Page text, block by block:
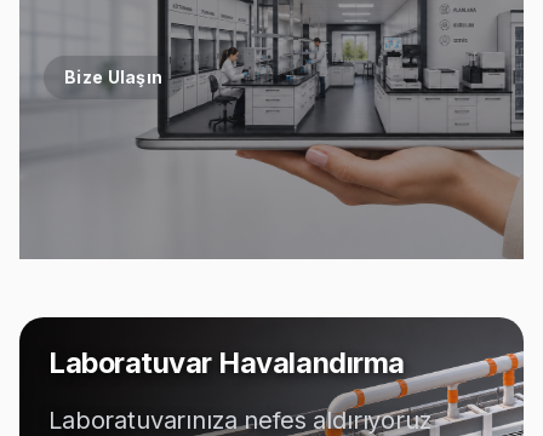
Bize Ulaşın
Laboratuvar Havalandırma
Laboratuvarınıza nefes aldırıyoruz